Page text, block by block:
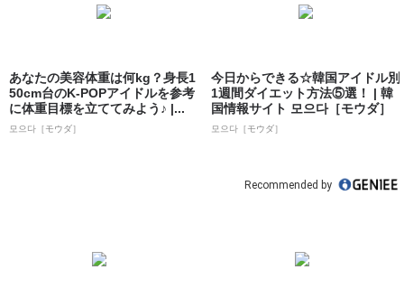
あなたの美容体重は何kg？身長1
50cm台のK-POPアイドルを参考
に体重目標を立ててみよう♪ |...
모으다［モウダ］
今日からできる☆韓国アイドル別
1週間ダイエット方法⑤選！ | 韓
国情報サイト 모으다［モウダ］
모으다［モウダ］
Recommended by